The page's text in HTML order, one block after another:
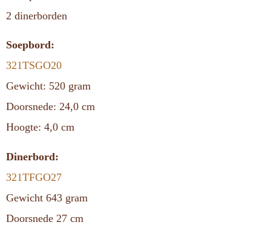
2 dinerborden
Soepbord:
321TSGO20
Gewicht: 520 gram
Doorsnede: 24,0 cm
Hoogte: 4,0 cm
Dinerbord:
321TFGO27
Gewicht 643 gram
Doorsnede 27 cm